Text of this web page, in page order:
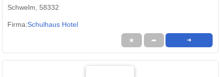
Schwelm, 58332
Firma:Schulhaus Hotel
★ ➦ ➜